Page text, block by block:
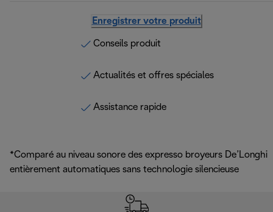
Enregistrer votre produit
Conseils produit
Actualités et offres spéciales
Assistance rapide
*Comparé au niveau sonore des expresso broyeurs De’Longhi
entièrement automatiques sans technologie silencieuse